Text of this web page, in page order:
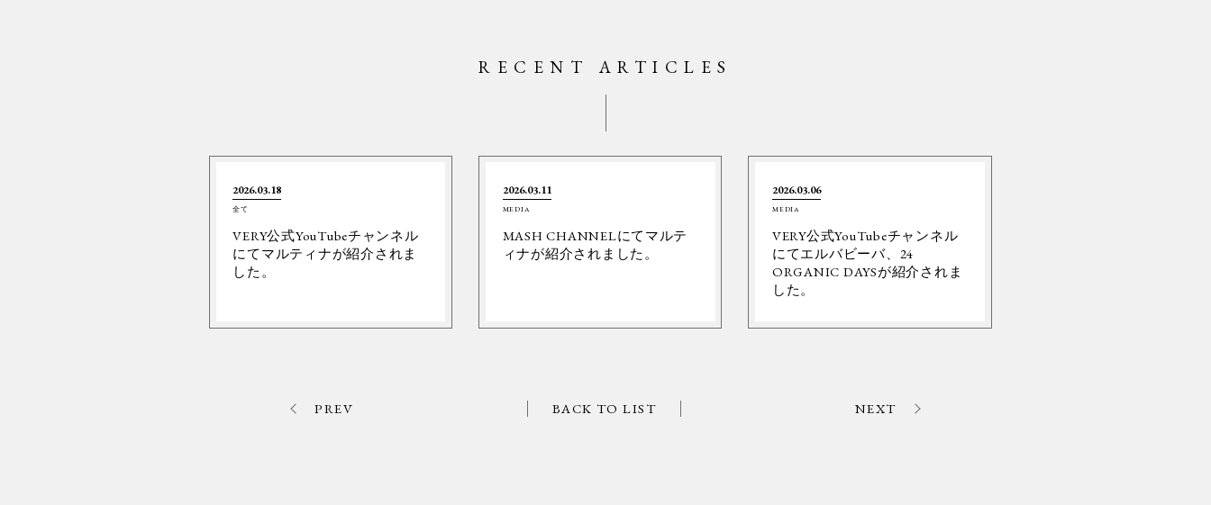
RECENT ARTICLES
2026.03.18
全て
VERY公式YouTubeチャンネル
にてマルティナが紹介されま
した。
2026.03.11
MEDIA
MASH CHANNELにてマルテ
ィナが紹介されました。
2026.03.06
MEDIA
VERY公式YouTubeチャンネル
にてエルバビーバ、24
ORGANIC DAYSが紹介されま
した。
PREV BACK TO LIST NEXT